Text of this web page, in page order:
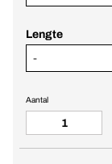
Lengte
-
Aantal